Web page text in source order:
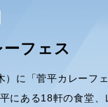
フェス
）に「菅平カレーフ
にある18軒の食堂